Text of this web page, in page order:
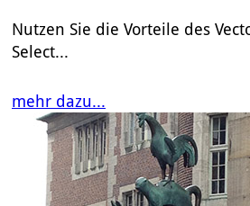
Nutzen Sie die Vorteile des
Select...
mehr dazu...